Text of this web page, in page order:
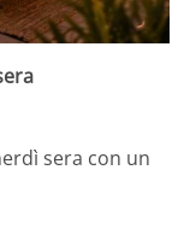
sera con un